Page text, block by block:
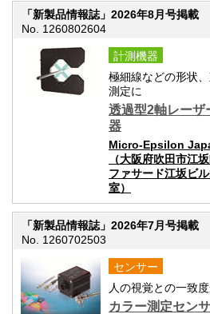
「新製品情報誌」2026年8月号掲載
No. 1260802604
計測機器
極細線などの形状
測定に
透過型2軸レーザ
器
Micro-Epsilon
（大阪府吹田市江
ファサード江坂ビ
室）
「新製品情報誌」2026年7月号掲載
No. 1260702503
センサー
人の視覚との一致
カラー測定セン